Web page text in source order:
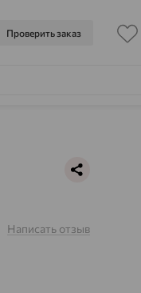
Проверить заказ
Написать отзыв